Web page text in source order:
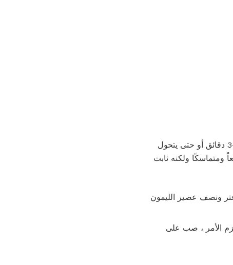
تسخين الزيت في مقلاة سوتيه ذات قاع ثقيل على نار متوسطة عالية. يُضاف البصل ويُقلى لمدة 2-3 دقائق أو حتى يتحول
يصبح لونه أخضر ساطعاً ومتماسكًا ولكنه ثابت
ونصف عصير الليمون
الأمر ، صب على